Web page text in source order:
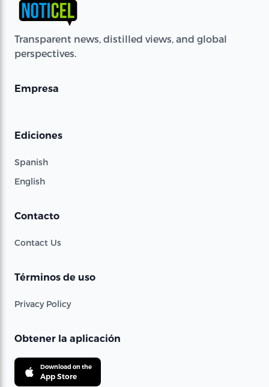
Transparent news, distilled views, and global
perspectives.
Empresa
Ediciones
Spanish
English
Contacto
Contact Us
Términos de uso
Privacy Policy
Obtener la aplicación
Download on the
App Store